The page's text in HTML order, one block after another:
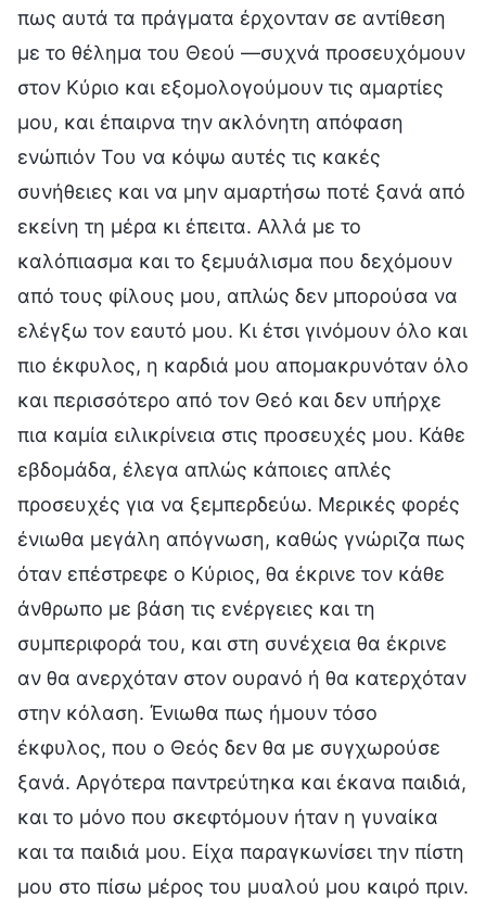
πως αυτά τα πράγματα έρχονταν σε αντίθεση
με το θέλημα του Θεού —συχνά προσευχόμουν
στον Κύριο και εξομολογούμουν τις αμαρτίες
μου, και έπαιρνα την ακλόνητη απόφαση
ενώπιόν Του να κόψω αυτές τις κακές
συνήθειες και να μην αμαρτήσω ποτέ ξανά από
εκείνη τη μέρα κι έπειτα. Αλλά με το
καλόπιασμα και το ξεμυάλισμα που δεχόμουν
από τους φίλους μου, απλώς δεν μπορούσα να
ελέγξω τον εαυτό μου. Κι έτσι γινόμουν όλο και
πιο έκφυλος, η καρδιά μου απομακρυνόταν όλο
και περισσότερο από τον Θεό και δεν υπήρχε
πια καμία ειλικρίνεια στις προσευχές μου. Κάθε
εβδομάδα, έλεγα απλώς κάποιες απλές
προσευχές για να ξεμπερδεύω. Μερικές φορές
ένιωθα μεγάλη απόγνωση, καθώς γνώριζα πως
όταν επέστρεφε ο Κύριος, θα έκρινε τον κάθε
άνθρωπο με βάση τις ενέργειες και τη
συμπεριφορά του, και στη συνέχεια θα έκρινε
αν θα ανερχόταν στον ουρανό ή θα κατερχόταν
στην κόλαση. Ένιωθα πως ήμουν τόσο
έκφυλος, που ο Θεός δεν θα με συγχωρούσε
ξανά. Αργότερα παντρεύτηκα και έκανα παιδιά,
και το μόνο που σκεφτόμουν ήταν η γυναίκα
και τα παιδιά μου. Είχα παραγκωνίσει την πίστη
μου στο πίσω μέρος του μυαλού μου καιρό πριν.